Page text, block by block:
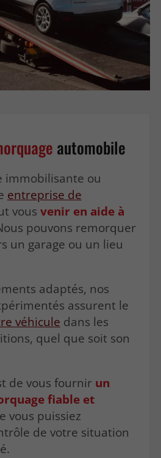
automobile
immobilisante ou
entreprise de
vous venir en aide à
pouvons remorquer
un garage ou un lieu
adaptés, nos
assurent le
véhicule dans les
quel que soit son
de vous fournir un
fiable et
vous puissiez
de votre situation